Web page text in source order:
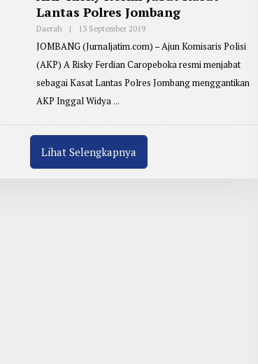
D
E
N
Y
A
Lantas Polres Jombang
Daerah | 13 September 2019O
E
R
P
E
R
A
JOMBANG (Jurnaljatim.com) – Ajun Komisaris Polisi
(AKP) A Risky Ferdian Caropeboka resmi menjabat
sebagai Kasat Lantas Polres Jombang menggantikan
AKP Inggal Widya
Lihat Selengkapnya